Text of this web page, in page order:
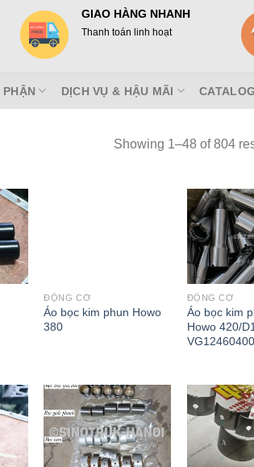
GIAO HÀNG NHANH
Thanh toán linh hoạt
PHẬN DỊCH VỤ & HẬU MÃI CATALOG
Showing 1–48 of 804
ĐỘNG CƠ
Áo bọc kim phun Howo
380
ĐỘNG CƠ
Áo bọc kim
Howo 420/